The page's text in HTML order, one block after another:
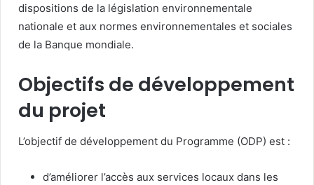
dispositions de la législation environnementale
nationale et aux normes environnementales et sociales
de la Banque mondiale.
Objectifs de développement
du projet
L’objectif de développement du Programme (ODP) est :
d’améliorer l’accès aux services locaux dans les